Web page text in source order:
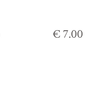
€ 7.00